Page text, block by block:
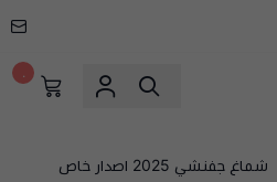
شماغ في السعودية
شماغ جفنشي 2025 اصدار خاص